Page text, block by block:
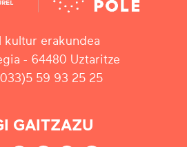
kultur erakundea
- 64480 Uztaritze
59 93 25 25
GAITZAZU